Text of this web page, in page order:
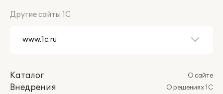
Другие сайты 1С
Каталог
Внедрения
О сайте
О решениях 1С